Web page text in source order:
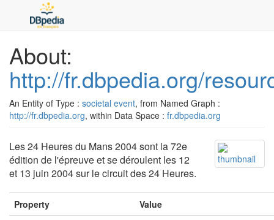
About:
http://fr.dbpedia.org/
An Entity of Type : societal event, from Named Graph :
http://fr.dbpedia.org, within Data Space : fr.dbpedia.org
Les 24 Heures du Mans 2004 sont la 72e
édition de l'épreuve et se déroulent les 12
et 13 juin 2004 sur le circuit des 24 Heures.
Property Value